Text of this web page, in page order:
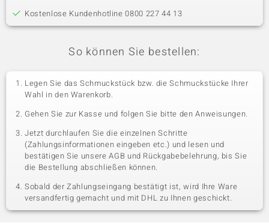
Kostenlose Kundenhotline 0800 227 44 13
So können Sie bestellen:
Legen Sie das Schmuckstück bzw. die Schmuckstücke Ihrer
Wahl in den Warenkorb.
Gehen Sie zur Kasse und folgen Sie bitte den Anweisungen.
Jetzt durchlaufen Sie die einzelnen Schritte
(Zahlungsinformationen eingeben etc.) und lesen und
bestätigen Sie unsere AGB und Rückgabebelehrung, bis Sie
die Bestellung abschließen können.
Sobald der Zahlungseingang bestätigt ist, wird Ihre Ware
versandfertig gemacht und mit DHL zu Ihnen geschickt.